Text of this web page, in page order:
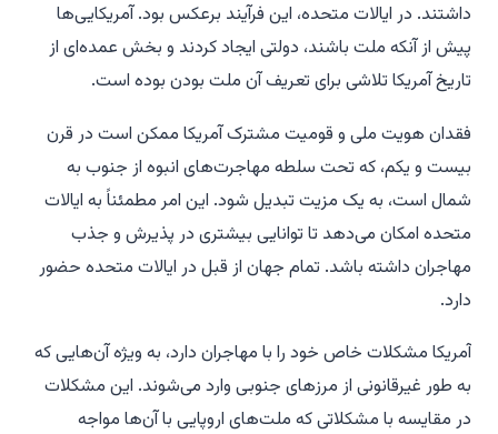
داشتند. در ایالات متحده، این فرآیند برعکس بود. آمریکایی‌ها
پیش از آنکه ملت باشند، دولتی ایجاد کردند و بخش عمده‌ای از
تاریخ آمریکا تلاشی برای تعریف آن ملت بودن بوده است.
فقدان هویت ملی و قومیت مشترک آمریکا ممکن است در قرن
بیست و یکم، که تحت سلطه مهاجرت‌های انبوه از جنوب به
شمال است، به یک مزیت تبدیل شود. این امر مطمئناً به ایالات
متحده امکان می‌دهد تا توانایی بیشتری در پذیرش و جذب
مهاجران داشته باشد. تمام جهان از قبل در ایالات متحده حضور
دارد.
آمریکا مشکلات خاص خود را با مهاجران دارد، به ویژه آن‌هایی که
به طور غیرقانونی از مرزهای جنوبی وارد می‌شوند. این مشکلات
در مقایسه با مشکلاتی که ملت‌های اروپایی با آن‌ها مواجه